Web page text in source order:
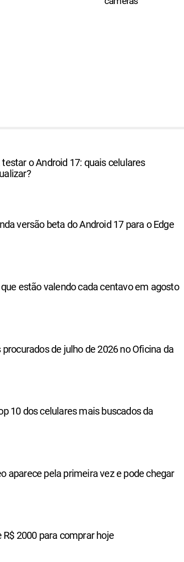
o Android 17: quais celulares
versão beta do Android 17 para o Edge
estão valendo cada centavo em agosto
de julho de 2026 no Oficina da
10 dos celulares mais buscados da
aparece pela primeira vez e pode chegar
2000 para comprar hoje